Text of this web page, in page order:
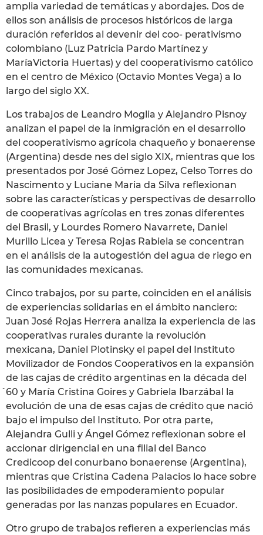
amplia variedad de temáticas y abordajes. Dos de
ellos son análisis de procesos históricos de larga
duración referidos al devenir del coo- perativismo
colombiano (Luz Patricia Pardo Martínez y
MaríaVictoria Huertas) y del cooperativismo católico
en el centro de México (Octavio Montes Vega) a lo
largo del siglo XX.
Los trabajos de Leandro Moglia y Alejandro Pisnoy
analizan el papel de la inmigración en el desarrollo
del cooperativismo agrícola chaqueño y bonaerense
(Argentina) desde nes del siglo XIX, mientras que los
presentados por José Gómez Lopez, Celso Torres do
Nascimento y Luciane Maria da Silva reflexionan
sobre las características y perspectivas de desarrollo
de cooperativas agrícolas en tres zonas diferentes
del Brasil, y Lourdes Romero Navarrete, Daniel
Murillo Licea y Teresa Rojas Rabiela se concentran
en el análisis de la autogestión del agua de riego en
las comunidades mexicanas.
Cinco trabajos, por su parte, coinciden en el análisis
de experiencias solidarias en el ámbito nanciero:
Juan José Rojas Herrera analiza la experiencia de las
cooperativas rurales durante la revolución
mexicana, Daniel Plotinsky el papel del Instituto
Movilizador de Fondos Cooperativos en la expansión
de las cajas de crédito argentinas en la década del
́60 y María Cristina Goires y Gabriela Ibarzábal la
evolución de una de esas cajas de crédito que nació
bajo el impulso del Instituto. Por otra parte,
Alejandra Gulli y Ángel Gómez reflexionan sobre el
accionar dirigencial en una filial del Banco
Credicoop del conurbano bonaerense (Argentina),
mientras que Cristina Cadena Palacios lo hace sobre
las posibilidades de empoderamiento popular
generadas por las nanzas populares en Ecuador.
Otro grupo de trabajos refieren a experiencias más